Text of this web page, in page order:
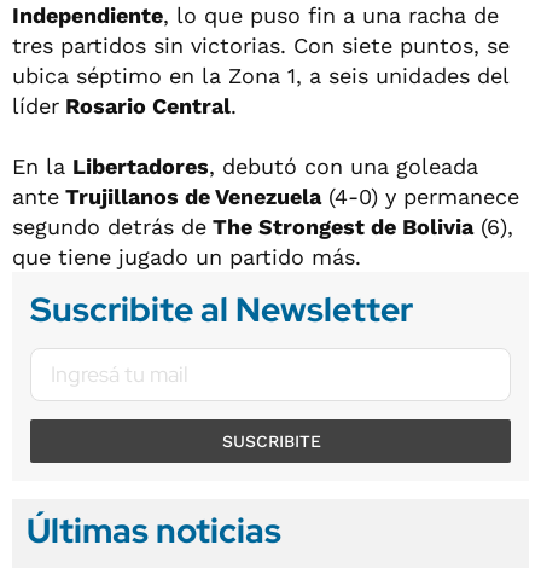
Independiente, lo que puso fin a una racha de
tres partidos sin victorias. Con siete puntos, se
ubica séptimo en la Zona 1, a seis unidades del
líder Rosario Central.
En la Libertadores, debutó con una goleada
ante Trujillanos de Venezuela(4-0) y permanece
segundo detrás de The Strongest de Bolivia(6),
que tiene jugado un partido más.
Suscribite al Newsletter
SUSCRIBITE
Últimas noticias